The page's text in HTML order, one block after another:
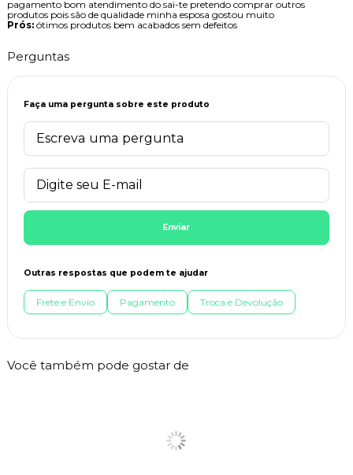
pagamento bom atendimento do sai-te pretendo comprar outros
produtos pois são de qualidade minha esposa gostou muito
Prós: ótimos produtos bem acabados sem defeitos
Perguntas
Faça uma pergunta sobre este produto
Enviar
Outras respostas que podem te ajudar
Frete e Envio Pagamento Troca e Devolução
Você também pode gostar de